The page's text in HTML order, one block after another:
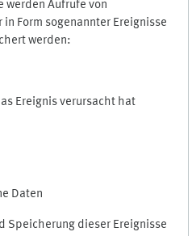
werden Aufrufe von
Form sogenannter Ereignisse
werden:
Ereignis verursacht hat
Daten
Speicherung dieser Ereignisse